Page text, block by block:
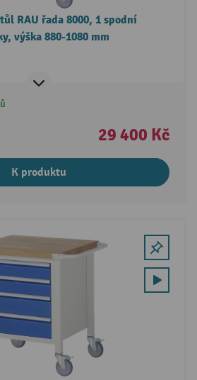
RAU řada 8000, 1 spodní
výška 880-1080 mm
29 400 Kč
K produktu